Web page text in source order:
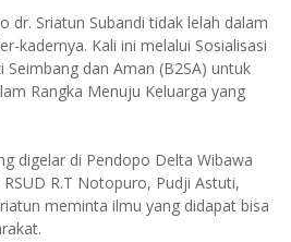
dr. Sriatun Subandi tidak lelah dalam
kadernya. Kali ini melalui Sosialisasi
Seimbang dan Aman (B2SA) untuk
Rangka Menuju Keluarga yang
digelar di Pendopo Delta Wibawa
R.T Notopuro, Pudji Astuti,
meminta ilmu yang didapat bisa